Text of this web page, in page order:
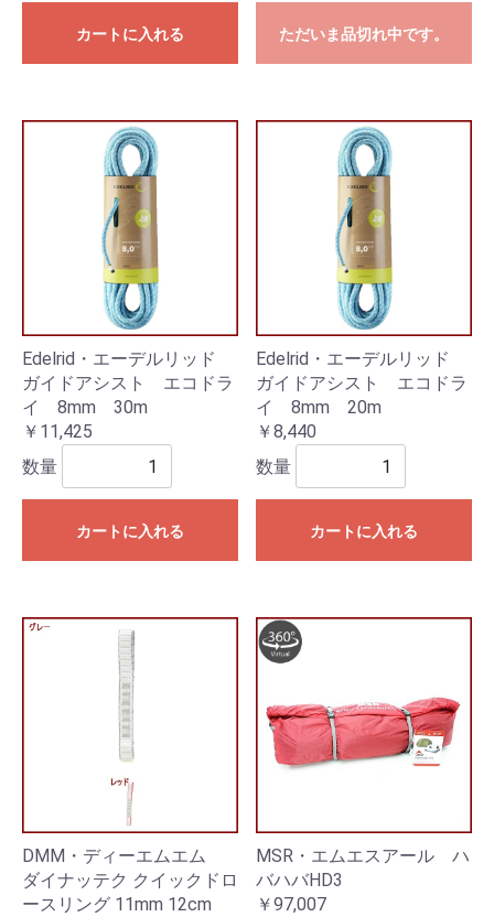
カートに入れる ただいま品切れ中です。
Edelrid・エーデルリッド
ガイドアシスト エコドラ
イ 8mm 30m
￥11,425
数量
カートに入れる
Edelrid・エーデルリッド
ガイドアシスト エコドラ
イ 8mm 20m
￥8,440
数量
カートに入れる
DMM・ディーエムエム
ダイナッテク クイックドロ
ースリング 11mm 12cm
MSR・エムエスアール ハ
バハバHD3
￥97,007